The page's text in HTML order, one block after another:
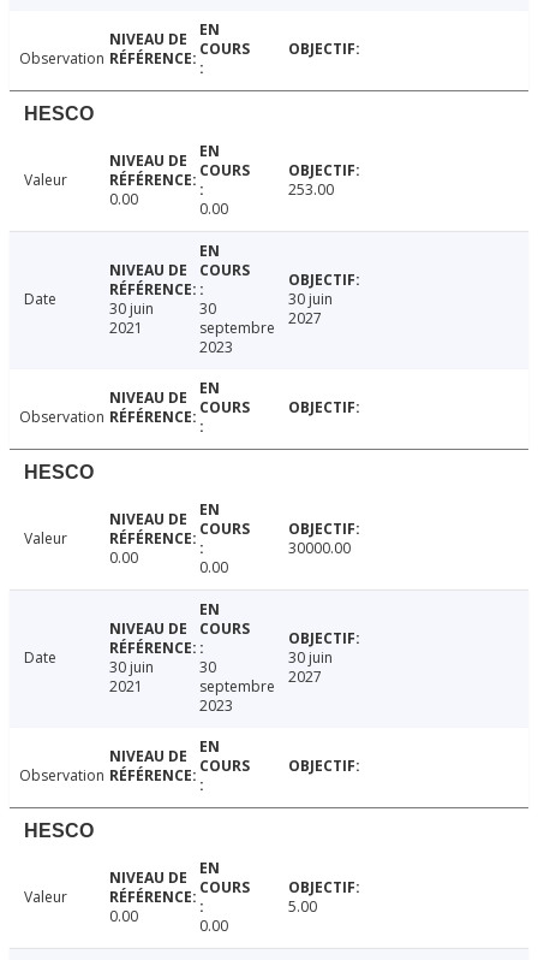
Observation
HESCO
Valeur
0.00
0.00
253.00
Date
30 juin
2021
30
septembre
2023
30 juin
2027
Observation
HESCO
Valeur
0.00
0.00
30000.00
Date
30 juin
2021
30
septembre
2023
30 juin
2027
Observation
HESCO
Valeur
0.00
0.00
5.00